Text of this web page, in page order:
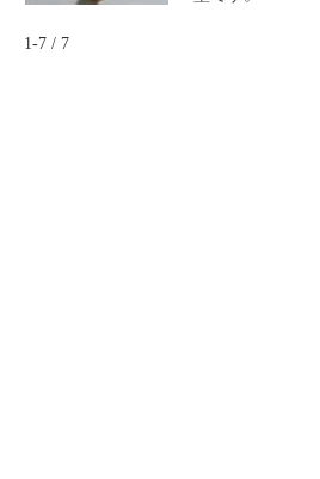
1-7 / 7